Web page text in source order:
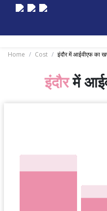
Home / Cost / इंदौर में आईवीएफ का
इंदौरमें